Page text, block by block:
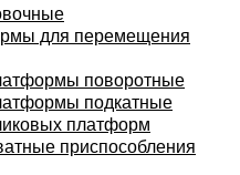
для перемещения
поворотные
подкатные
платформ
приспособления